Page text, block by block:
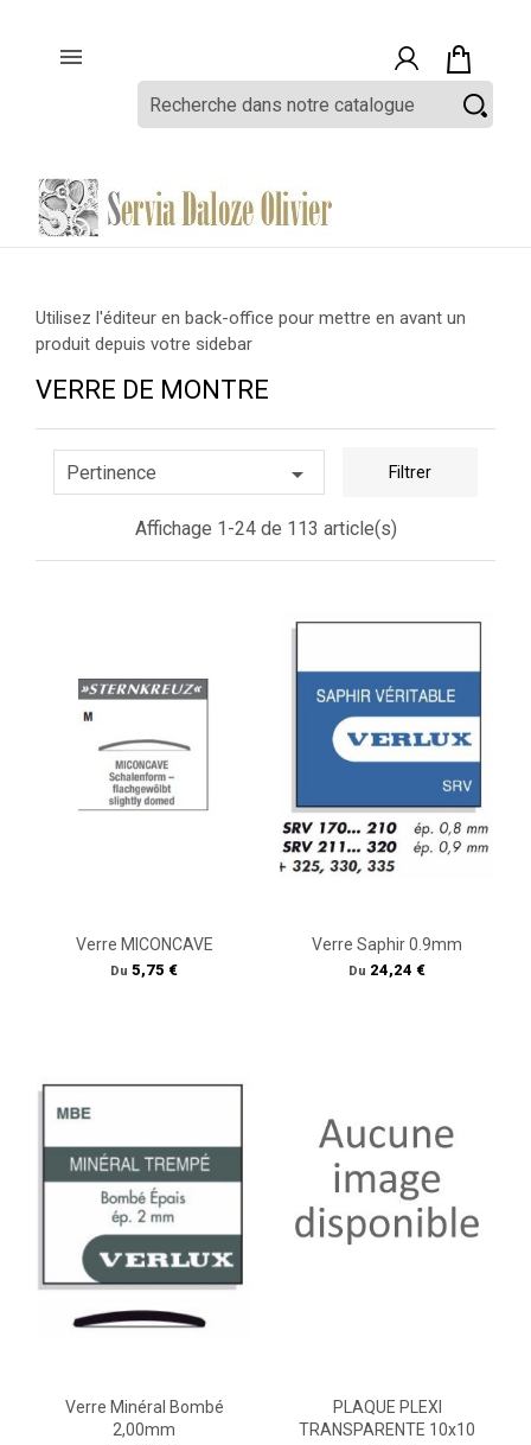

Utilisez l'éditeur en back-office pour mettre en avant un
produit depuis votre sidebar
VERRE DE MONTRE
Pertinence  Filtrer
Affichage 1-24 de 113 article(s)
Verre MICONCAVE
Du Prix
5,75 €
Verre Saphir 0.9mm
Du Prix
24,24 €
Verre Minéral Bombé
2,00mm
PLAQUE PLEXI
TRANSPARENTE 10x10